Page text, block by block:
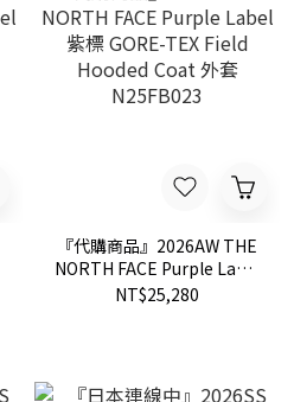
『代購商品』2026AW THE
NORTH FACE Purple Label
紫標 GORE-TEX Field
NT$25,280